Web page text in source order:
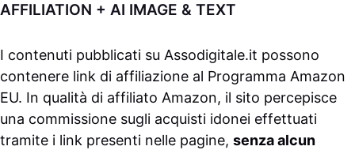
AFFILIATION + AI IMAGE & TEXT
I contenuti pubblicati su Assodigitale.it possono
contenere link di affiliazione al Programma Amazon
EU. In qualità di affiliato Amazon, il sito percepisce
una commissione sugli acquisti idonei effettuati
tramite i link presenti nelle pagine, senza alcun